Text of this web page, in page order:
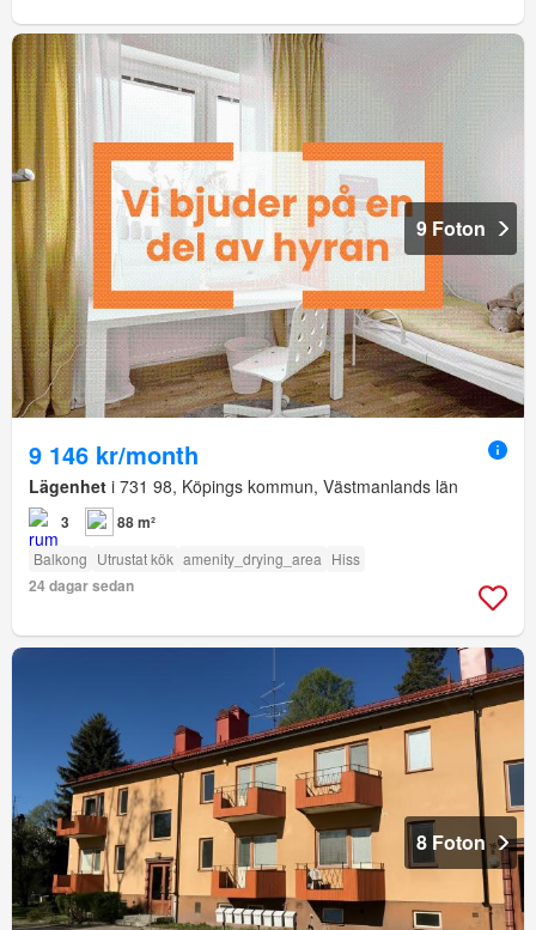
9 Foton
9 146 kr/month
Lägenhet i 731 98, Köpings kommun, Västmanlands län
3 88 m²
Balkong Utrustat kök amenity_drying_area Hiss
24 dagar sedan
8 Foton